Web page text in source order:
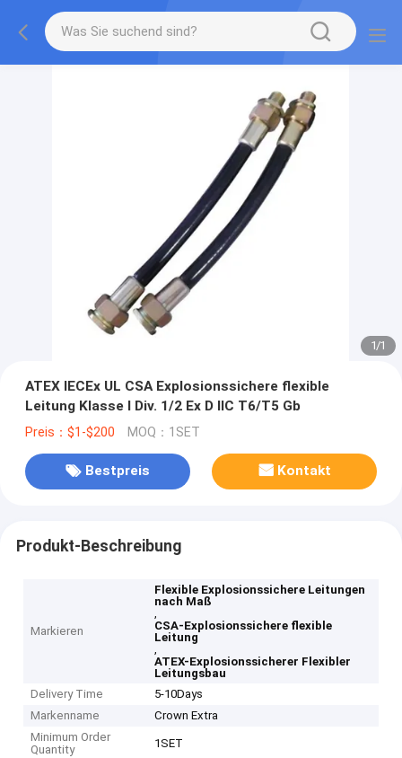
1/1
ATEX IECEx UL CSA Explosionssichere flexible
Leitung Klasse I Div. 1/2 Ex D IIC T6/T5 Gb
Preis：$1-$200 MOQ：1SET
Bestpreis Kontakt
Produkt-Beschreibung
Markieren
Flexible Explosionssichere Leitungen
nach Maß
,
CSA-Explosionssichere flexible
Leitung
,
ATEX-Explosionssicherer Flexibler
Leitungsbau
Delivery Time
5-10Days
Markenname
Crown Extra
Minimum Order
Quantity
1SET